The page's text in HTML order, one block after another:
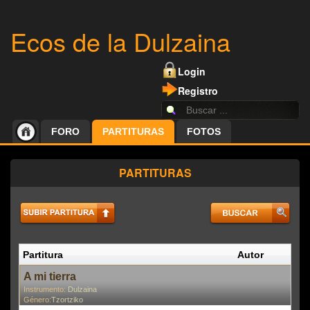
Ecos de la Dulzaina
Login
Registro
FORO PARTITURAS FOTOS
PARTITURAS
Partitura Autor
A mi tierra
Instrumento: Dulzaina
Género:Tzortziko